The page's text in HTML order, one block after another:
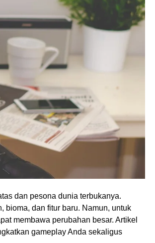
dan pesona dunia terbukanya.
bioma, dan fitur baru. Namun, untuk
membawa perubahan besar. Artikel
gameplay Anda sekaligus